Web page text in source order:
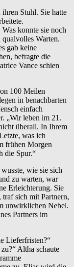
Stuhl. Sie hatte
konnte sie noch
Warten.
gab keine
befragte die
Vance schien
100 Meilen
in benachbarten
einfach
„Wir leben im 21.
überall. In Ihrem
was ich
frühen Morgen
die Spur.“
wie sie sich
zu warten, war
Erleichterung. Sie
traf sich mit Partnern,
unwirklichen Nebel.
Partners im
Lieferfristen?“
Altha schaute